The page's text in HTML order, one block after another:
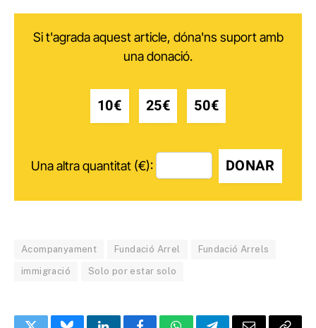
Si t'agrada aquest article, dóna'ns suport amb
una donació.
10€ 25€ 50€
Una altra quantitat (€): DONAR
Acompanyament Fundació Arrel Fundació Arrels
immigració Solo por estar solo